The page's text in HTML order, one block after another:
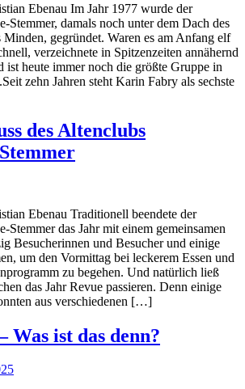
Ebenau Im Jahr 1977 wurde der
Stemmer, damals noch unter dem Dach des
gegründet. Waren es am Anfang elf
verzeichnete in Spitzenzeiten annähernd
ist heute immer noch die größte Gruppe in
zehn Jahren steht Karin Fabry als sechste
des Altenclubs
Ebenau Traditionell beendete der
Stemmer das Jahr mit einem gemeinsamen
Besucherinnen und Besucher und einige
um den Vormittag bei leckerem Essen und
zu begehen. Und natürlich ließ
das Jahr Revue passieren. Denn einige
aus verschiedenen […]
Was ist das denn?